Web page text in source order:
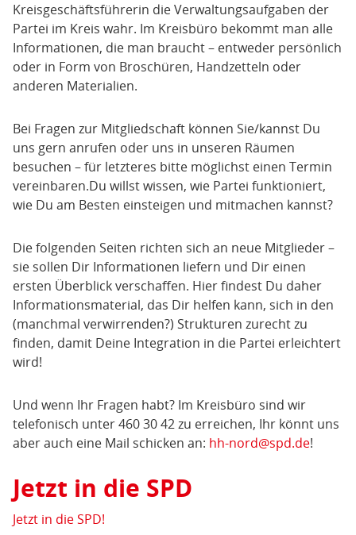
Kreisgeschäftsführerin die Verwal­tungsaufgaben der
Partei im Kreis wahr. Im Kreisbüro bekommt man alle
Informationen, die man braucht – entweder persönlich
oder in Form von Broschüren, Handzetteln oder
anderen Materialien.
Bei Fragen zur Mitgliedschaft können Sie/kannst Du
uns gern anrufen oder uns in unseren Räumen
besuchen – für letzteres bitte möglichst einen Termin
vereinbaren.Du willst wissen, wie Partei funktioniert,
wie Du am Besten einsteigen und mitmachen kannst?
Die folgenden Seiten richten sich an neue Mitglieder –
sie sollen Dir Informationen liefern und Dir einen
ersten Überblick verschaffen. Hier findest Du daher
Informationsmaterial, das Dir helfen kann, sich in den
(manchmal verwirrenden?) Strukturen zurecht zu
finden, damit Deine Integration in die Partei erleichtert
wird!
Und wenn Ihr Fragen habt? Im Kreisbüro sind wir
telefonisch unter 460 30 42 zu erreichen, Ihr könnt uns
aber auch eine Mail schicken an: hh-nord@spd.de!
Jetzt in die SPD
Jetzt in die SPD!